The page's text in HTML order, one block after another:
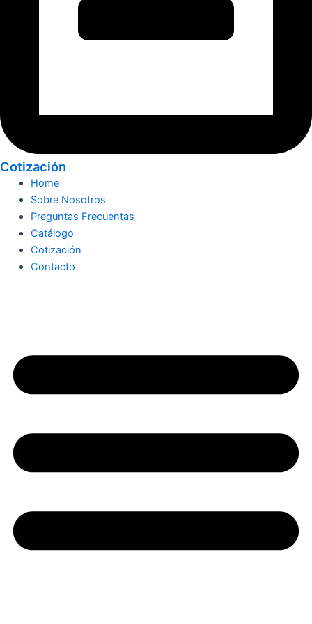
Cotización
Home
Sobre Nosotros
Preguntas Frecuentas
Catálogo
Cotización
Contacto